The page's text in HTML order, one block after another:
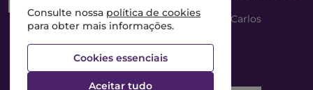
Director Técnico e Proprietário: António Carlos
Saraiva Cabral Costa
NIPC: 507218906 | Farmácia Gama, Lda.
Consulte nossa política de cookies
para obter mais informações.
Cookies essenciais
Aceitar tudo